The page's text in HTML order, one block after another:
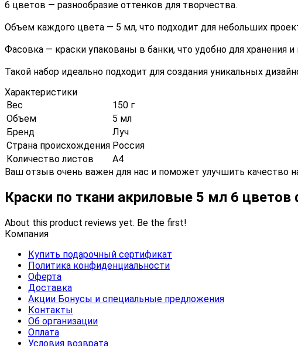
6 цветов — разнообразие оттенков для творчества.
Объем каждого цвета — 5 мл, что подходит для небольших
Фасовка — краски упакованы в банки, что удобно для хранения и
Такой набор идеально подходит для создания уникальных
Характеристики
Вес
150 г
Объем
5 мл
Бренд
Луч
Страна происхождения Россия
Количество листов
А4
Ваш отзыв очень важен для нас и поможет улучшить качество
Краски по ткани акриловые 5 мл 6
About this product reviews yet. Be the first!
Компания
Купить подарочный сертификат
Политика конфиденциальности
Оферта
Доставка
Акции Бонусы и специальные предложения
Контакты
Об организации
Оплата
Условия возврата